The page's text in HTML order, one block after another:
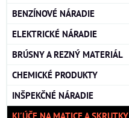
BENZÍNOVÉ NÁRADIE
ELEKTRICKÉ NÁRADIE
BRÚSNY A REZNÝ MATERIÁL
CHEMICKÉ PRODUKTY
INŠPEKČNÉ NÁRADIE